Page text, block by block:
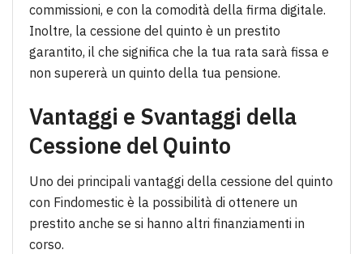
commissioni, e con la comodità della firma digitale.
Inoltre, la cessione del quinto è un prestito
garantito, il che significa che la tua rata sarà fissa e
non supererà un quinto della tua pensione.
Vantaggi e Svantaggi della
Cessione del Quinto
Uno dei principali vantaggi della cessione del quinto
con Findomestic è la possibilità di ottenere un
prestito anche se si hanno altri finanziamenti in
corso.